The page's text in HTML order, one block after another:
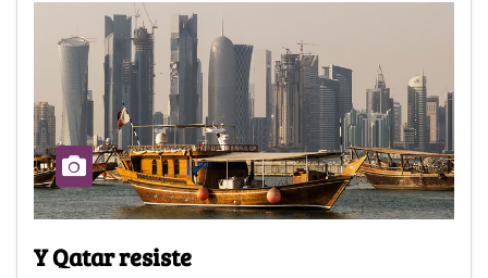
Y Qatar resiste